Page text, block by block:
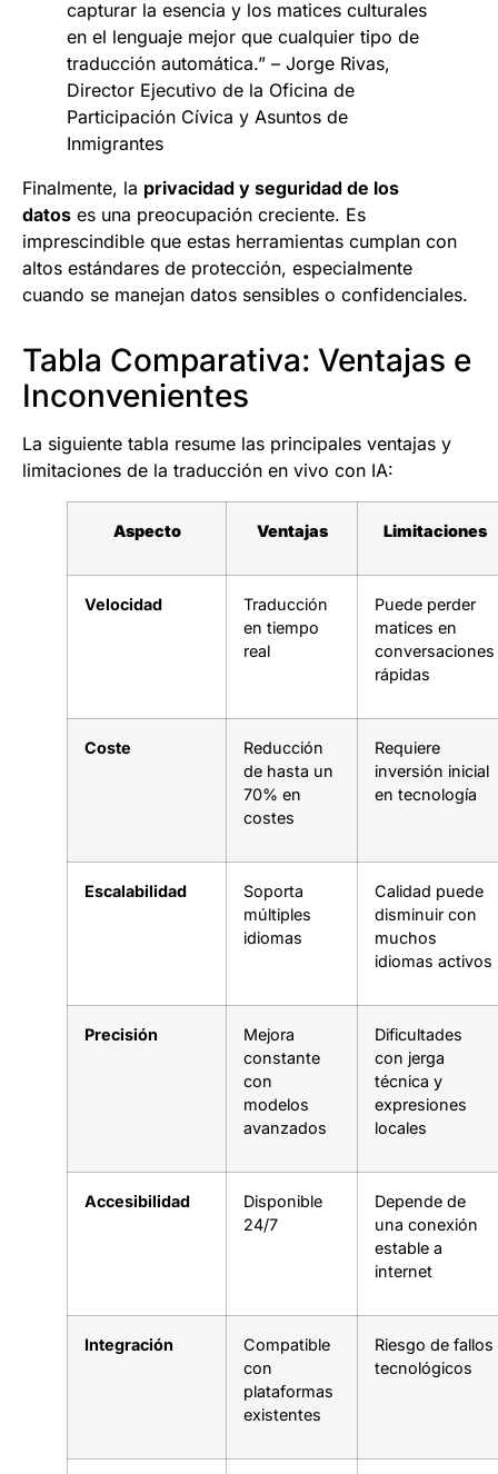
capturar la esencia y los matices culturales
en el lenguaje mejor que cualquier tipo de
traducción automática.” – Jorge Rivas,
Director Ejecutivo de la Oficina de
Participación Cívica y Asuntos de
Inmigrantes
Finalmente, la privacidad y seguridad de los
datos es una preocupación creciente. Es
imprescindible que estas herramientas cumplan con
altos estándares de protección, especialmente
cuando se manejan datos sensibles o confidenciales.
Tabla Comparativa: Ventajas e
Inconvenientes
La siguiente tabla resume las principales ventajas y
limitaciones de la traducción en vivo con IA:
Aspecto Ventajas Limitaciones
Velocidad
Traducción
en tiempo
real
Puede perder
matices en
conversaciones
rápidas
Coste
Reducción
de hasta un
70% en
costes
Requiere
inversión inicial
en tecnología
Escalabilidad
Soporta
múltiples
idiomas
Calidad puede
disminuir con
muchos
idiomas activos
Precisión
Mejora
constante
con
modelos
avanzados
Dificultades
con jerga
técnica y
expresiones
locales
Accesibilidad
Disponible
24/7
Depende de
una conexión
estable a
internet
Integración
Compatible
con
plataformas
existentes
Riesgo de fallos
tecnológicos